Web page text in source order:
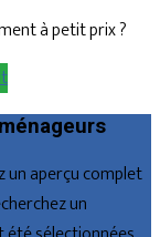
à petit prix ?
un aperçu complet
un